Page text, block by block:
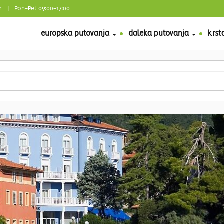
| Pon-Pet 09:00-17:00
europska putovanja daleka putovanja